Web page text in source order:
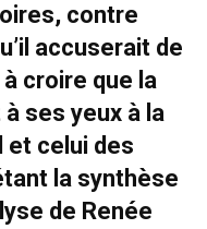
contre
accuserait de
croire que la
ses yeux à la
et celui des
la synthèse
de Renée